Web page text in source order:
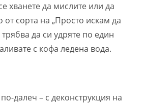
хванете да мислите или да
сорта на „Просто искам да
да си удряте по един
с кофа ледена вода.
далеч – с деконструкция на